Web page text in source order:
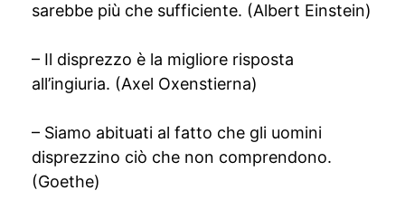
sarebbe più che sufficiente. (Albert Einstein)
– Il disprezzo è la migliore risposta
all’ingiuria. (Axel Oxenstierna)
– Siamo abituati al fatto che gli uomini
disprezzino ciò che non comprendono.
(Goethe)